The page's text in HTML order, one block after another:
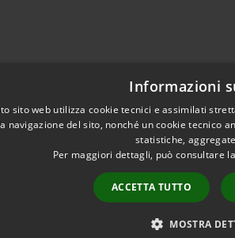
Intranet
Informazioni
sito web utilizza cookie tecnici e assimilati
navigazione del sito, nonché un cookie tecnico
statistiche,
Per maggiori dettagli, può consultare
ACCETTA TUTTO
MOSTRA